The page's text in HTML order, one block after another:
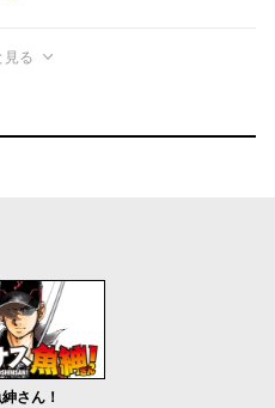
見る
さん！